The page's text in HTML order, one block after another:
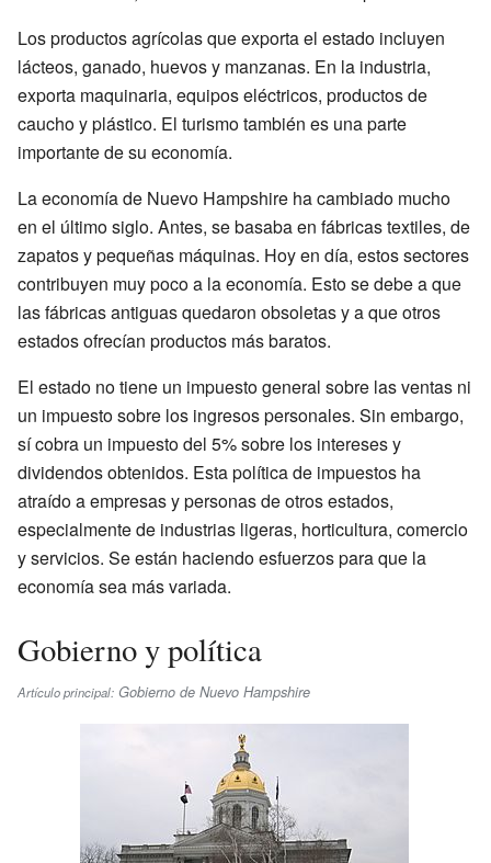
Los productos agrícolas que exporta el estado incluyen
lácteos, ganado, huevos y manzanas. En la industria,
exporta maquinaria, equipos eléctricos, productos de
caucho y plástico. El turismo también es una parte
importante de su economía.
La economía de Nuevo Hampshire ha cambiado mucho
en el último siglo. Antes, se basaba en fábricas textiles, de
zapatos y pequeñas máquinas. Hoy en día, estos sectores
contribuyen muy poco a la economía. Esto se debe a que
las fábricas antiguas quedaron obsoletas y a que otros
estados ofrecían productos más baratos.
El estado no tiene un impuesto general sobre las ventas ni
un impuesto sobre los ingresos personales. Sin embargo,
sí cobra un impuesto del 5% sobre los intereses y
dividendos obtenidos. Esta política de impuestos ha
atraído a empresas y personas de otros estados,
especialmente de industrias ligeras, horticultura, comercio
y servicios. Se están haciendo esfuerzos para que la
economía sea más variada.
Gobierno y política
Artículo principal: Gobierno de Nuevo Hampshire